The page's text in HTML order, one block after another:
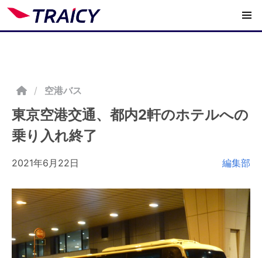
/ 空港バス
東京空港交通、都内2軒のホテルへの
乗り入れ終了
2021年6月22日 編集部